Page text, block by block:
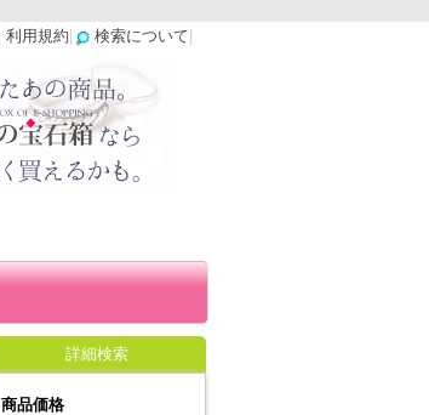
利用規約 検索について
詳細検索
商品価格